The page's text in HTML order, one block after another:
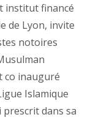
institut financé
de Lyon, invite
notoires
co inauguré
Islamique
dans sa